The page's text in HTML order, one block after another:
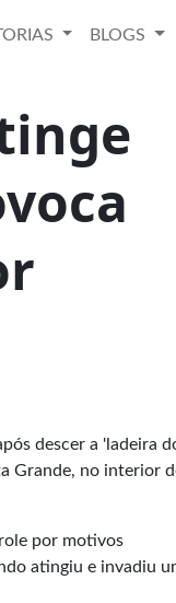
BLOGS
descer a 'ladeira
Grande, no interior
por motivos
atingiu e invadiu